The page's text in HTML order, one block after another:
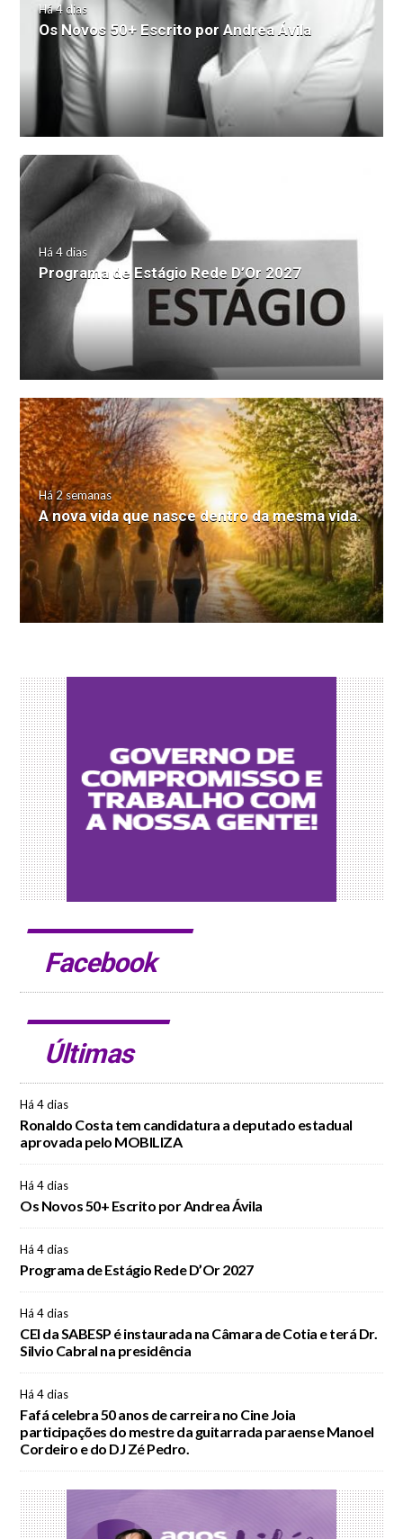
Há 4 dias
Os Novos 50+ Escrito por Andrea Ávila
Há 4 dias
Programa de Estágio Rede D’Or 2027
Há 2 semanas
A nova vida que nasce dentro da mesma vida.
Facebook
Últimas
Há 4 dias
Ronaldo Costa tem candidatura a deputado estadual
aprovada pelo MOBILIZA
Há 4 dias
Os Novos 50+ Escrito por Andrea Ávila
Há 4 dias
Programa de Estágio Rede D’Or 2027
Há 4 dias
CEI da SABESP é instaurada na Câmara de Cotia e terá Dr.
Silvio Cabral na presidência
Há 4 dias
Fafá celebra 50 anos de carreira no Cine Joia
participações do mestre da guitarrada paraense Manoel
Cordeiro e do DJ Zé Pedro.